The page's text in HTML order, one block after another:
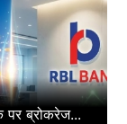
ब्रोकरेज...